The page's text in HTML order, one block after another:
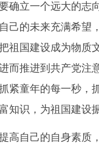
立一个远大的志
己的未来充满希望
祖国建设成为物质
而推进到共产党注
紧童年的每一秒，
知识，为祖国建设
自己的自身素质